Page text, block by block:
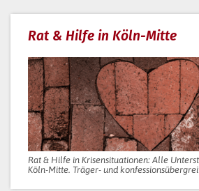
Rat & Hilfe in Köln-Mitte
Rat & Hilfe in Krisensituationen: Alle
Köln-Mitte. Träger- und